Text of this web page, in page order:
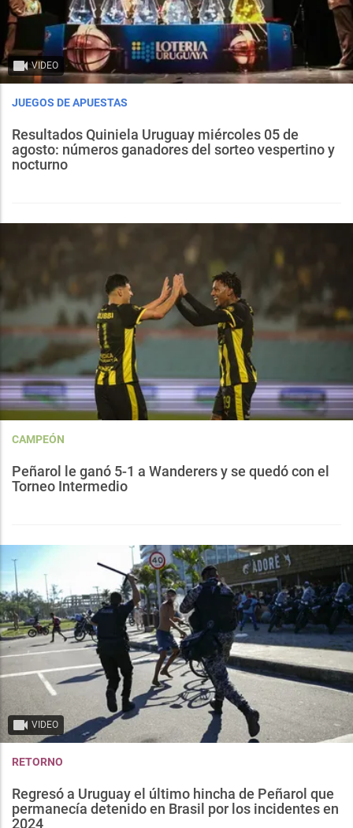
VIDEO
JUEGOS DE APUESTAS
Resultados Quiniela Uruguay miércoles 05 de
agosto: números ganadores del sorteo vespertino y
nocturno
CAMPEÓN
Peñarol le ganó 5-1 a Wanderers y se quedó con el
Torneo Intermedio
VIDEO
RETORNO
Regresó a Uruguay el último hincha de Peñarol que
permanecía detenido en Brasil por los incidentes en
2024